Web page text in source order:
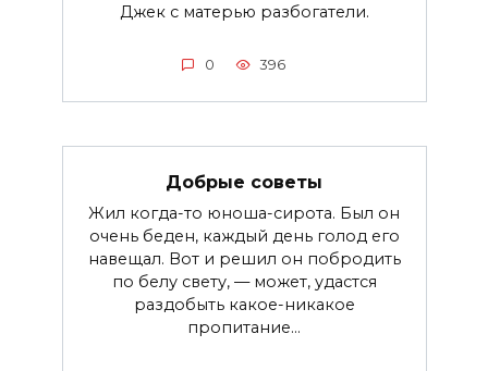
Джек с матерью разбогатели.
0 396
Добрые советы
Жил когда-то юноша-сирота. Был он
очень беден, каждый день голод его
навещал. Вот и решил он побродить
по белу свету, — может, удастся
раздобыть какое-никакое
пропитание...